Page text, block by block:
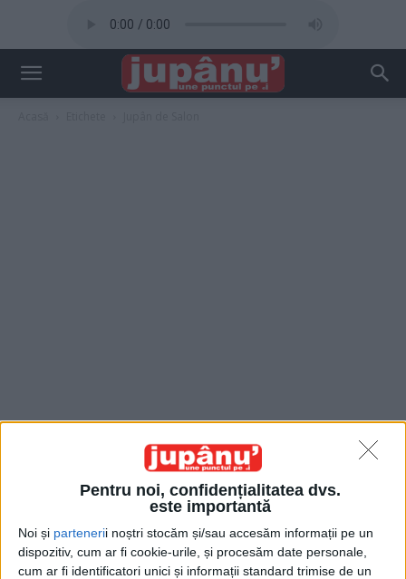
Pentru noi, confidențialitatea dvs.
este importantă
Noi și partenerii noștri stocăm și/sau accesăm informații pe un
dispozitiv, cum ar fi cookie-urile, și procesăm date personale,
cum ar fi identificatori unici și informații standard trimise de un
Etichetă: Jupân de Salon